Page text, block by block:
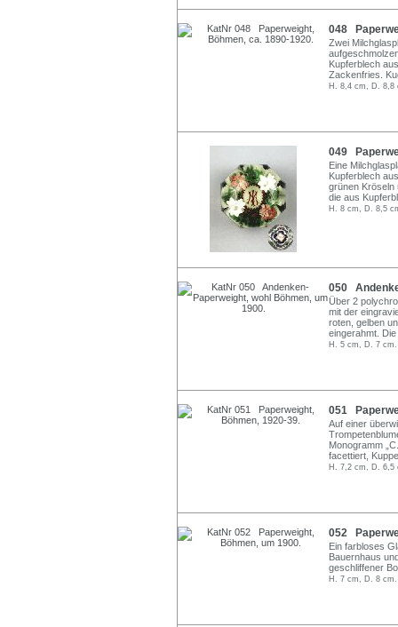
048
Zwei
Kupferblech
Zackenfries.
H. 8,4 cm, D. 8,8
049
Eine
Kupferblech
grünen Kröseln
die aus
H. 8 cm, D. 8,5
050
Über 2
mit der
roten, gelben
eingerahmt.
H. 5 cm, D. 7 cm.
051
Auf einer
Monogramm
facettiert,
H. 7,2 cm, D. 6,5
052
Ein farbloses
Bauernhaus
geschliffener
H. 7 cm, D. 8 cm.